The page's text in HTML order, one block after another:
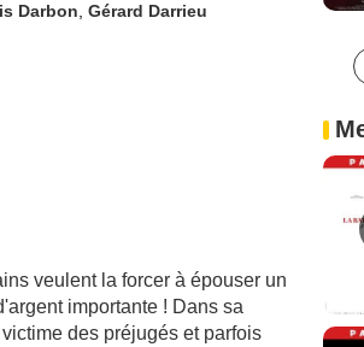
Darbon, Gérard Darrieu
veulent la forcer à épouser un
importante ! Dans sa
des préjugés et parfois